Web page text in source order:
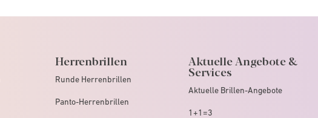
Herrenbrillen
Runde Herrenbrillen
Panto-Herrenbrillen
Aktuelle Angebote &
Services
Aktuelle Brillen-Angebote
1+1=3